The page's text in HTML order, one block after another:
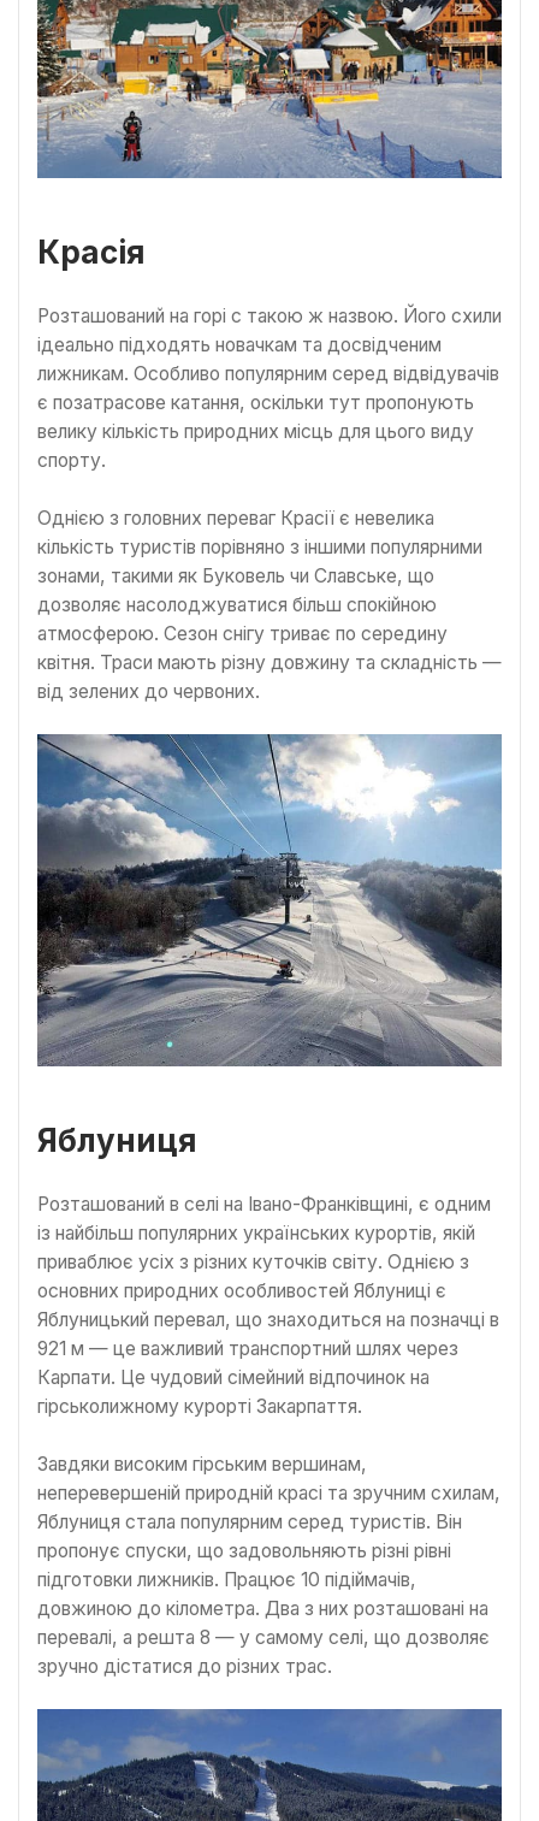
Красія
Розташований на горі с такою ж назвою. Його схили
ідеально підходять новачкам та досвідченим
лижникам. Особливо популярним серед відвідувачів
є позатрасове катання, оскільки тут пропонують
велику кількість природних місць для цього виду
спорту.
Однією з головних переваг Красії є невелика
кількість туристів порівняно з іншими популярними
зонами, такими як Буковель чи Славське, що
дозволяє насолоджуватися більш спокійною
атмосферою. Сезон снігу триває по середину
квітня. Траси мають різну довжину та складність —
від зелених до червоних.
Яблуниця
Розташований в селі на Івано-Франківщині, є одним
із найбільш популярних українських курортів, якій
приваблює усіх з різних куточків світу. Однією з
основних природних особливостей Яблуниці є
Яблуницький перевал, що знаходиться на позначці в
921 м — це важливий транспортний шлях через
Карпати. Це чудовий сімейний відпочинок на
гірськолижному курорті Закарпаття.
Завдяки високим гірським вершинам,
неперевершеній природній красі та зручним схилам,
Яблуниця стала популярним серед туристів. Він
пропонує спуски, що задовольняють різні рівні
підготовки лижників. Працює 10 підіймачів,
довжиною до кілометра. Два з них розташовані на
перевалі, а решта 8 — у самому селі, що дозволяє
зручно дістатися до різних трас.